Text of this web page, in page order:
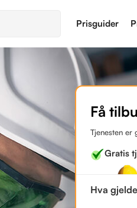
Prisguider
Få
Tjenesten er
Gratis
Hva